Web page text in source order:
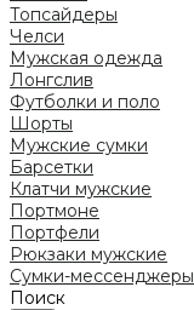
Топсайдеры
Челси
Мужская одежда
Лонгслив
Футболки и поло
Шорты
Мужские сумки
Барсетки
Клатчи мужские
Портмоне
Портфели
Рюкзаки мужские
Сумки-мессенджеры
Поиск